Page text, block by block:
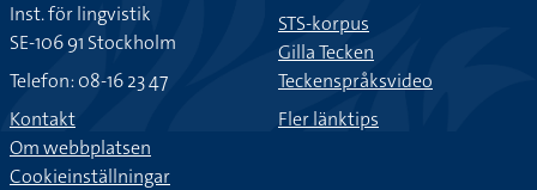
Inst. för lingvistik
SE-106 91 Stockholm
Telefon: 08-16 23 47
Kontakt
Om webbplatsen
Cookieinställningar
STS-korpus
Gilla Tecken
Teckenspråksvideo
Fler länktips